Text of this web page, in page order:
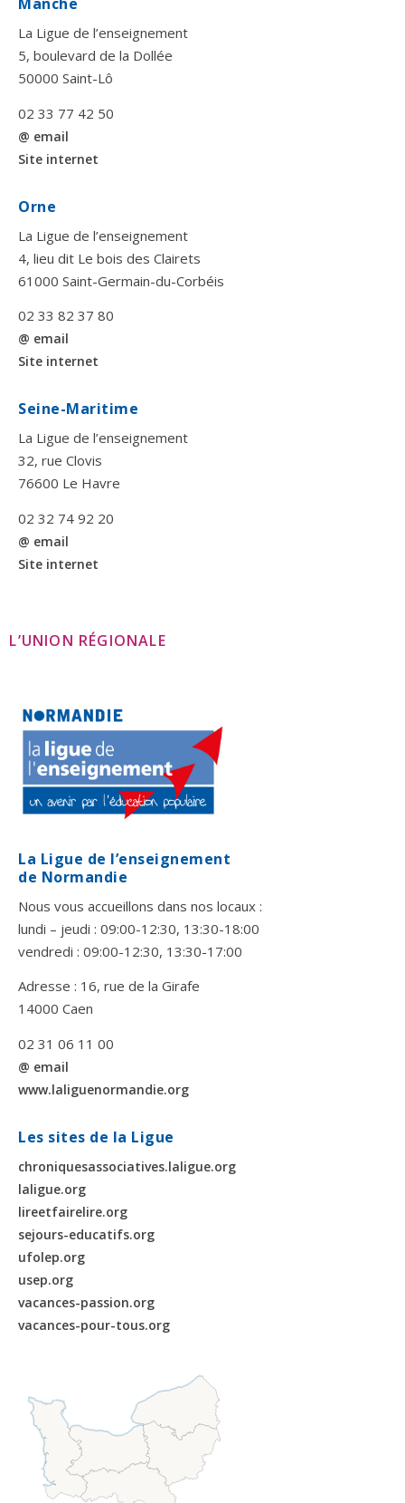
La Ligue de l’enseignement
5, boulevard de la Dollée
50000 Saint-Lô
02 33 77 42 50
@ email
Site internet
Orne
La Ligue de l’enseignement
4, lieu dit Le bois des Clairets
61000 Saint-Germain-du-Corbéis
02 33 82 37 80
@ email
Site internet
Seine-Maritime
La Ligue de l’enseignement
32, rue Clovis
76600 Le Havre
02 32 74 92 20
@ email
Site internet
L’UNION RÉGIONALE
La Ligue de l’enseignement
de Normandie
Nous vous accueillons dans nos locaux :
lundi – jeudi : 09:00-12:30, 13:30-18:00
vendredi : 09:00-12:30, 13:30-17:00
Adresse : 16, rue de la Girafe
14000 Caen
02 31 06 11 00
@ email
www.laliguenormandie.org
Les sites de la Ligue
chroniquesassociatives.laligue.org
laligue.org
lireetfairelire.org
sejours-educatifs.org
ufolep.org
usep.org
vacances-passion.org
vacances-pour-tous.org